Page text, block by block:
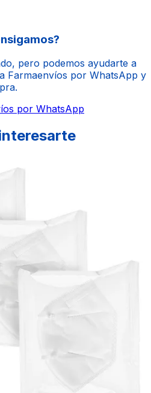
pero podemos ayudarte a
Farmaenvíos por WhatsApp y
por WhatsApp